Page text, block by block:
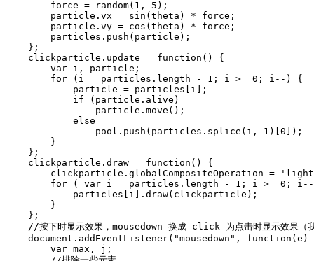
        force = random(1, 5);
        particle.vx = sin(theta) * force;
        particle.vy = cos(theta) * force;
        particles.push(particle);
    };
    clickparticle.update = function() {
        var i, particle;
        for (i = particles.length - 1; i >= 0; i--) {
            particle = particles[i];
            if (particle.alive)
                particle.move();
            else
                pool.push(particles.splice(i, 1)[0]);
        }
    };
    clickparticle.draw = function() {
clickparticle.globalCompositeOperation =
for ( var i = particles.length - 1; i >= 0;
            particles[i].draw(clickparticle);
        }
    };
//按下时显示效果，mousedown 换成 click 为点击时显示效果（
document.addEventListener("mousedown", function(e)